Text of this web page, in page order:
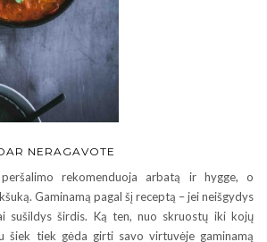
NERAGAVOTE
rekomenduoja arbatą ir hygge, o
Gaminamą pagal šį receptą – jei neišgydys
sušildys širdis. Ką ten, nuo skruostų iki kojų
šiek tiek gėda girti savo virtuvėje gaminamą